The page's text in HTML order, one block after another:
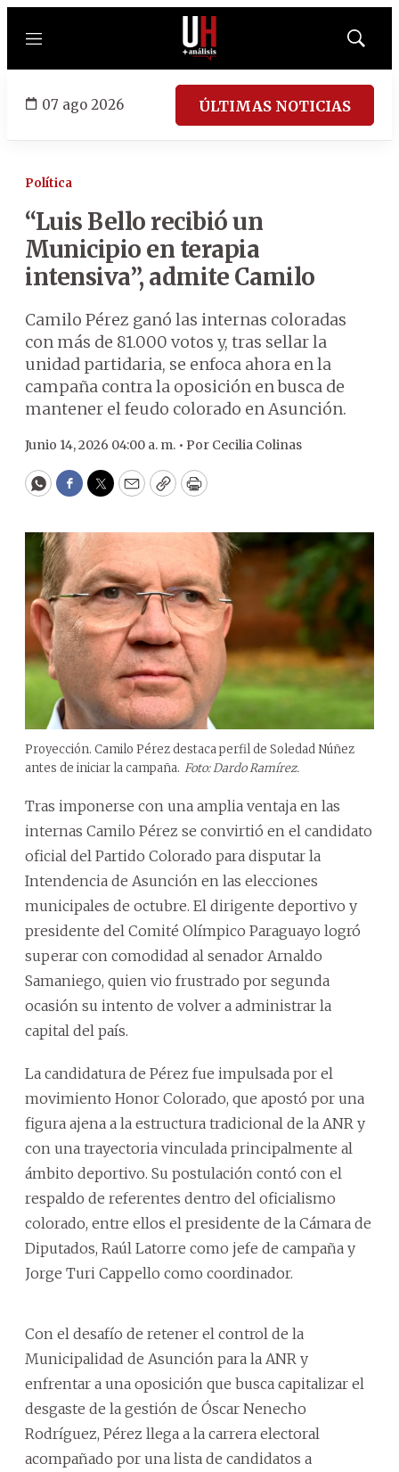
Menú
Mostrar
07 ago 2026 ÚLTIMAS NOTICIAS
Política
“Luis Bello recibió un
Municipio en terapia
intensiva”, admite Camilo
Camilo Pérez ganó las internas coloradas
con más de 81.000 votos y, tras sellar la
unidad partidaria, se enfoca ahora en la
campaña contra la oposición en busca de
mantener el feudo colorado en Asunción.
Junio 14, 2026 04:00 a. m. • Por Cecilia Colinas
WhatsApp
Facebook
Twitter
EmailCopyPrint
Proyección. Camilo Pérez destaca perfil de Soledad Núñez
antes de iniciar la campaña. Foto: Dardo Ramírez.
Tras imponerse con una amplia ventaja en las
internas Camilo Pérez se convirtió en el candidato
oficial del Partido Colorado para disputar la
Intendencia de Asunción en las elecciones
municipales de octubre. El dirigente deportivo y
presidente del Comité Olímpico Paraguayo logró
superar con comodidad al senador Arnaldo
Samaniego, quien vio frustrado por segunda
ocasión su intento de volver a administrar la
capital del país.
La candidatura de Pérez fue impulsada por el
movimiento Honor Colorado, que apostó por una
figura ajena a la estructura tradicional de la ANR y
con una trayectoria vinculada principalmente al
ámbito deportivo. Su postulación contó con el
respaldo de referentes dentro del oficialismo
colorado, entre ellos el presidente de la Cámara de
Diputados, Raúl Latorre como jefe de campaña y
Jorge Turi Cappello como coordinador.
Con el desafío de retener el control de la
Municipalidad de Asunción para la ANR y
enfrentar a una oposición que busca capitalizar el
desgaste de la gestión de Óscar Nenecho
Rodríguez, Pérez llega a la carrera electoral
acompañado por una lista de candidatos a